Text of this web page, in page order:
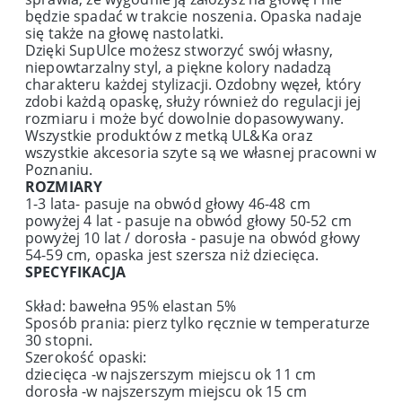
będzie spadać w trakcie noszenia. Opaska nadaje
się także na głowę nastolatki.
Dzięki SupUlce możesz stworzyć swój własny,
niepowtarzalny styl, a piękne kolory nadadzą
charakteru każdej stylizacji. Ozdobny węzeł, który
zdobi każdą opaskę, służy również do regulacji jej
rozmiaru i może być dowolnie dopasowywany.
Wszystkie produktów z metką UL&Ka oraz
wszystkie akcesoria szyte są we własnej pracowni w
Poznaniu.
ROZMIARY
1-3 lata- pasuje na obwód głowy 46-48 cm
powyżej 4 lat - pasuje na obwód głowy 50-52 cm
powyżej 10 lat / dorosła - pasuje na obwód głowy
54-59 cm, opaska jest szersza niż dziecięca.
SPECYFIKACJA
Skład: bawełna 95% elastan 5%
Sposób prania: pierz tylko ręcznie w temperaturze
30 stopni.
Szerokość opaski:
dziecięca -w najszerszym miejscu ok 11 cm
dorosła -w najszerszym miejscu ok 15 cm